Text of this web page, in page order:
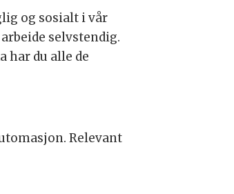
og sosialt i vår
selvstendig.
har du alle de
Relevant